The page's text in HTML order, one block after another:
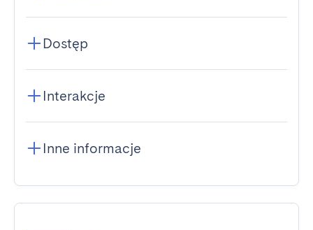
Dostęp
Interakcje
Inne informacje